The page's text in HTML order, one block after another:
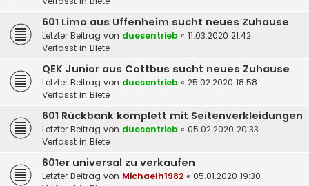
601 Limo aus Uffenheim sucht neues Zuhause
Letzter Beitrag von duesentrieb « 11.03.2020 21:42
Verfasst in Biete
QEK Junior aus Cottbus sucht neues Zuhause
Letzter Beitrag von duesentrieb « 25.02.2020 18:58
Verfasst in Biete
601 Rückbank komplett mit Seitenverkleidungen
Letzter Beitrag von duesentrieb « 05.02.2020 20:33
Verfasst in Biete
601er universal zu verkaufen
Letzter Beitrag von Michaelh1982 « 05.01.2020 19:30